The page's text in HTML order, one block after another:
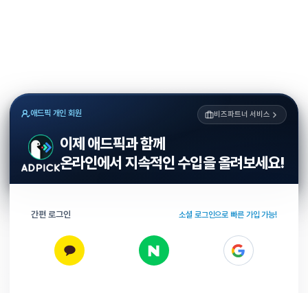
애드픽 개인 회원 비즈파트너 서비스
이제 애드픽과 함께
온라인에서 지속적인 수입을 올려보세요!
간편 로그인 소셜 로그인으로 빠른 가입 가능!